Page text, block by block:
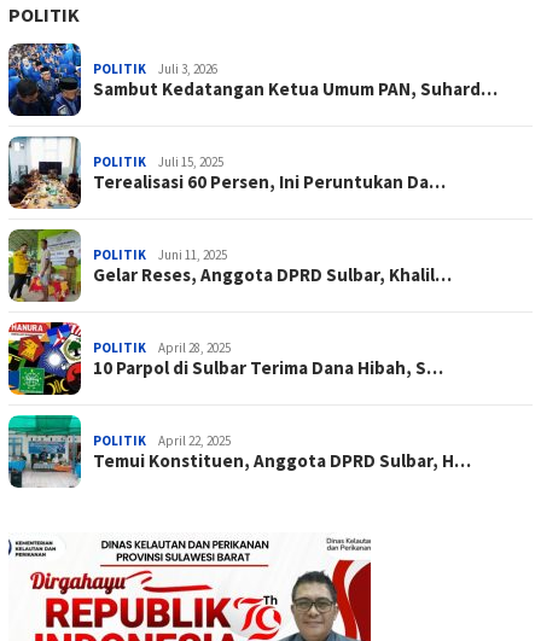
POLITIK
POLITIK Juli 3, 2026
Sambut Kedatangan Ketua Umum PAN, Suhard…
POLITIK Juli 15, 2025
Terealisasi 60 Persen, Ini Peruntukan Da…
POLITIK Juni 11, 2025
Gelar Reses, Anggota DPRD Sulbar, Khalil…
POLITIK April 28, 2025
10 Parpol di Sulbar Terima Dana Hibah, S…
POLITIK April 22, 2025
Temui Konstituen, Anggota DPRD Sulbar, H…